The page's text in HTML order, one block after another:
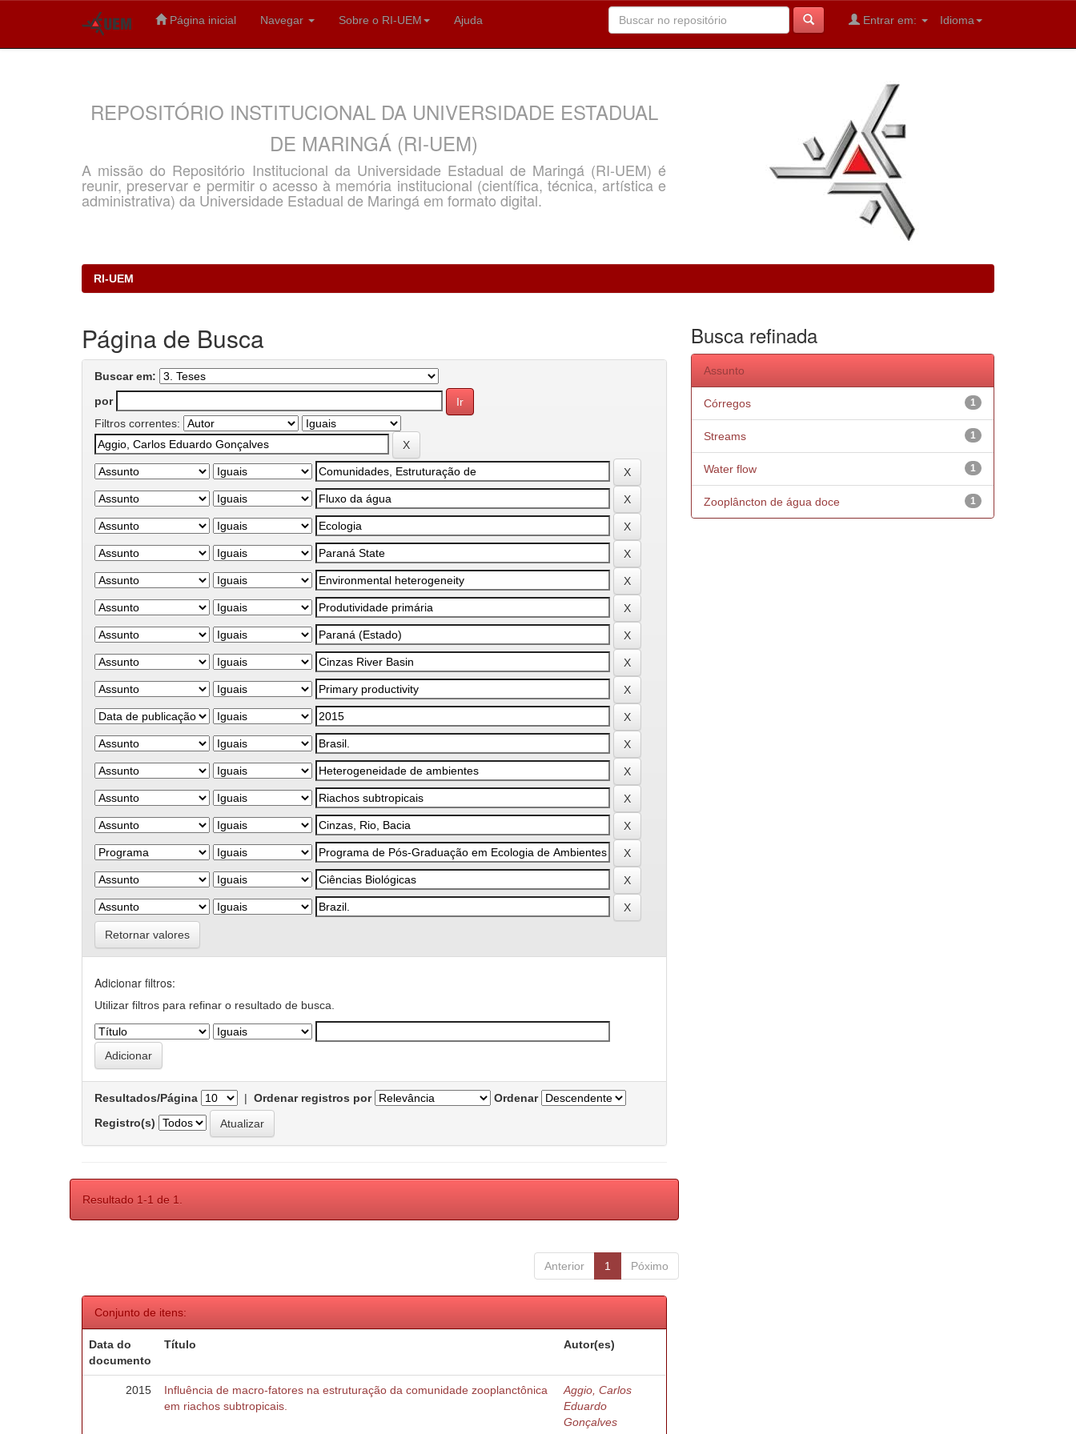
Página inicial Navegar Sobre o RI-UEM Ajuda Idioma
Entrar em:
REPOSITÓRIO INSTITUCIONAL DA UNIVERSIDADE ESTADUAL
DE MARINGÁ (RI-UEM)
A missão do Repositório Institucional da Universidade Estadual de Maringá (RI-UEM) é
reunir, preservar e permitir o acesso à memória institucional (científica, técnica, artística e
administrativa) da Universidade Estadual de Maringá em formato digital.
RI-UEM
Página de Busca
Buscar em:
por
Filtros correntes:
Retornar valores
Adicionar filtros:
Utilizar filtros para refinar o resultado de busca.
Resultados/Página | Ordenar registros por
Ordenar
Registro(s)
Resultado 1-1 de 1.
Anterior 1 Póximo
Conjunto de itens:
Data do
documento
Título Autor(es)
2015
Influência de macro-fatores na estruturação da comunidade zooplanctônica
em riachos subtropicais.
Aggio, Carlos
Eduardo
Gonçalves
Busca refinada
Assunto
1
Córregos
1
Streams
1
Water flow
1
Zooplâncton de água doce